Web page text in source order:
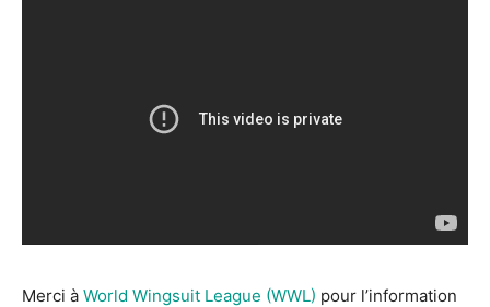
Merci à World Wingsuit League (WWL) pour l’information